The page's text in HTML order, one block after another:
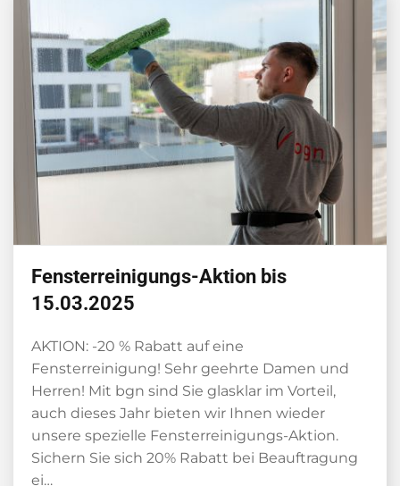
Fensterreinigungs-Aktion bis
15.03.2025
AKTION: -20 % Rabatt auf eine
Fensterreinigung! Sehr geehrte Damen und
Herren! Mit bgn sind Sie glasklar im Vorteil,
auch dieses Jahr bieten wir Ihnen wieder
unsere spezielle Fensterreinigungs-Aktion.
Sichern Sie sich 20% Rabatt bei Beauftragung
ei…